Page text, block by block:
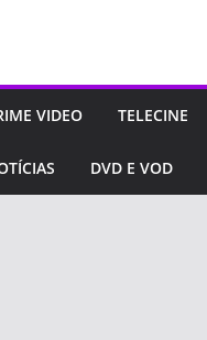
VIDEO TELECINE
DVD E VOD